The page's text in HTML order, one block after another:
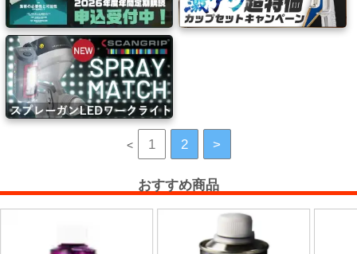
ス・
工
作
台
乾
燥
< 1 2 >
おすすめ商品